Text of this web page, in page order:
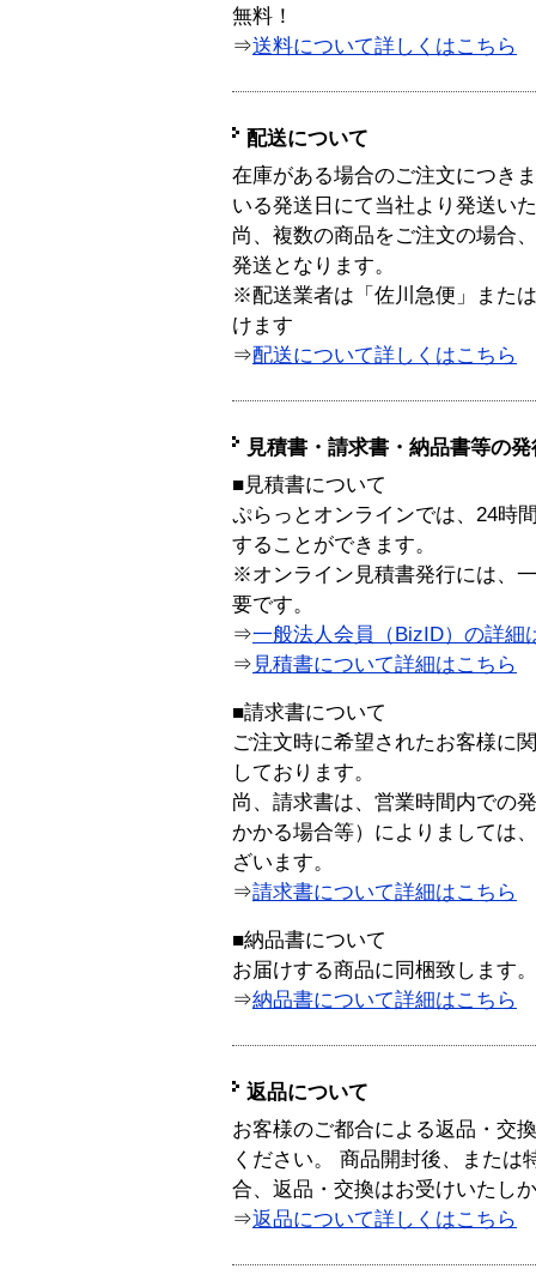
無料！
⇒送料について詳しくはこちら
配送について
在庫がある場合のご注文につき
いる発送日にて当社より発送い
尚、複数の商品をご注文の場合
発送となります。
※配送業者は「佐川急便」また
けます
⇒配送について詳しくはこちら
見積書・請求書・納品書等の
■見積書について
ぷらっとオンラインでは、24時
することができます。
※オンライン見積書発行には、
要です。
⇒一般法人会員（BizID）の詳細
⇒ 見積書について詳細はこちら
■請求書について
ご注文時に希望されたお客様に
しております。
尚、請求書は、営業時間内での
かかる場合等）によりましては
ざいます。
⇒請求書について詳細はこちら
■納品書について
お届けする商品に同梱致します。
⇒納品書について詳細はこちら
返品について
お客様のご都合による返品・交
ください。 商品開封後、または
合、返品・交換はお受けいたし
⇒返品について詳しくはこちら